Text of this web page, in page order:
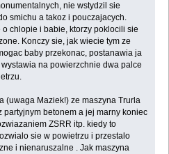
nie wstydzil sie
smichu a takoz i pouczajacych.
chlopie i babie, ktorzy poklocili sie
Konczy sie, jak wiecie tym ze
baby przekonac, postanawia ja
na powierzchnie dwa palce
(uwaga Maziek!) ze maszyna Trurla
betonem a jej marny koniec
ZSRR itp. kiedy to
sie w powietrzu i przestalo
i nienaruszalne . Jak maszyna